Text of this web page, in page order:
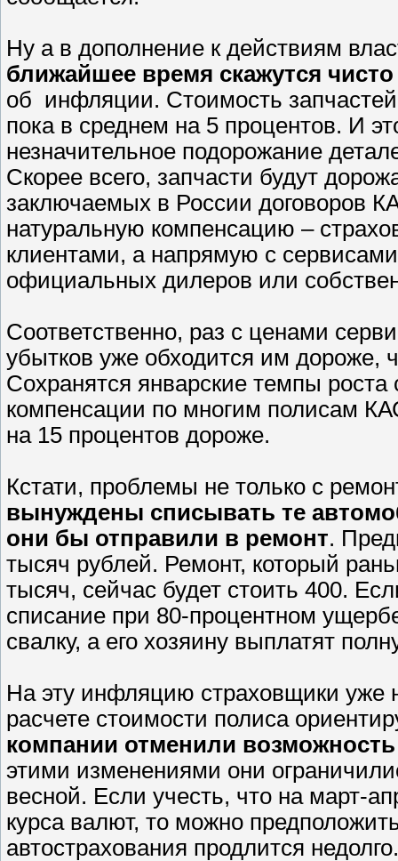
Ну а в дополнение к действиям
ближайшее время скажутся
об инфляции. Стоимость
пока в среднем на 5 процентов. И
незначительное подорожание
Скорее всего, запчасти будут
заключаемых в России договоров
натуральную компенсацию –
клиентами, а напрямую с
официальных дилеров или
Соответственно, раз с ценами
убытков уже обходится им
Сохранятся январские темпы
компенсации по многим полисам
на 15 процентов дороже.
Кстати, проблемы не только с
вынуждены списывать те
они бы отправили в ремонт.
тысяч рублей. Ремонт, который
тысяч, сейчас будет стоить 400.
списание при 80-процентном
свалку, а его хозяину выплатят
На эту инфляцию страховщики уже
расчете стоимости полиса
компании отменили
этими изменениями они
весной. Если учесть, что на март-
курса валют, то можно
автострахования продлится недолго.